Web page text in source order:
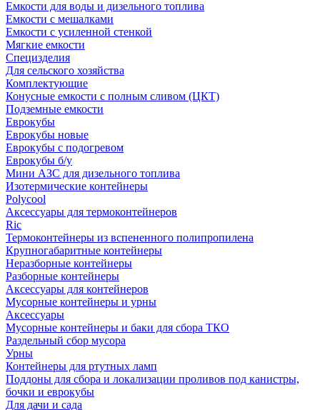
Емкости для воды и дизельного топлива
Емкости с мешалками
Емкости с усиленной стенкой
Мягкие емкости
Специзделия
Для сельского хозяйства
Комплектующие
Конусные емкости с полным сливом (ЦКТ)
Подземные емкости
Еврокубы
Еврокубы новые
Еврокубы с подогревом
Еврокубы б/у
Мини АЗС для дизельного топлива
Изотермические контейнеры
Polycool
Аксессуары для термоконтейнеров
Ric
Термоконтейнеры из вспененного полипропилена
Крупногабаритные контейнеры
Неразборные контейнеры
Разборные контейнеры
Аксессуары для контейнеров
Мусорные контейнеры и урны
Аксессуары
Мусорные контейнеры и баки для сбора ТКО
Раздельный сбор мусора
Урны
Контейнеры для ртутных ламп
Поддоны для сбора и локализации проливов под канистры,
бочки и еврокубы
Для дачи и сада